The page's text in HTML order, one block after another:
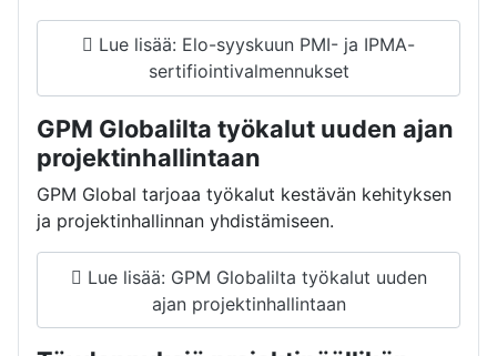
Lue lisää: Elo-syyskuun PMI- ja IPMA-
sertifiointivalmennukset
GPM Globalilta työkalut uuden ajan
projektinhallintaan
GPM Global tarjoaa työkalut kestävän kehityksen
ja projektinhallinnan yhdistämiseen.
Lue lisää: GPM Globalilta työkalut uuden
ajan projektinhallintaan